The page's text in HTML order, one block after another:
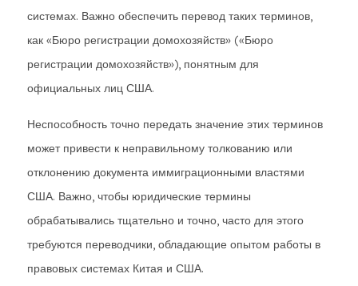
системах. Важно обеспечить перевод таких терминов,
как «Бюро регистрации домохозяйств» («Бюро
регистрации домохозяйств»), понятным для
официальных лиц США.
Неспособность точно передать значение этих терминов
может привести к неправильному толкованию или
отклонению документа иммиграционными властями
США. Важно, чтобы юридические термины
обрабатывались тщательно и точно, часто для этого
требуются переводчики, обладающие опытом работы в
правовых системах Китая и США.